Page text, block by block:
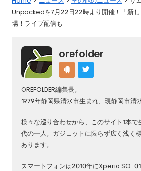
Unpackedを7月22日22時より開催！「新し
場！ライブ配信も
orefolder
OREFOLDER編集長。
1979年静岡県清水市生まれ、現静岡市清
様々な巡り合わせから、このサイト1本
代の一人。ガジェットに限らず広く浅く
あります。
スマートフォンは2010年にXperia SO-